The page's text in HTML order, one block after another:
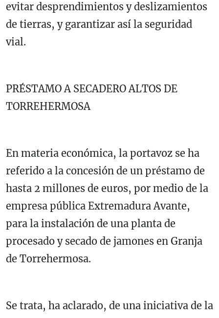
evitar desprendimientos y deslizamientos
de tierras, y garantizar así la seguridad
vial.
PRÉSTAMO A SECADERO ALTOS DE
TORREHERMOSA
En materia económica, la portavoz se ha
referido a la concesión de un préstamo de
hasta 2 millones de euros, por medio de la
empresa pública Extremadura Avante,
para la instalación de una planta de
procesado y secado de jamones en Granja
de Torrehermosa.
Se trata, ha aclarado, de una iniciativa de la